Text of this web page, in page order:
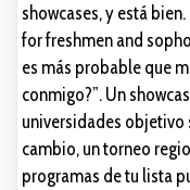
showcases, y está
for freshmen and
es más probable que
conmigo?”. Un
universidades objetivo
cambio, un torneo
programas de tu lista